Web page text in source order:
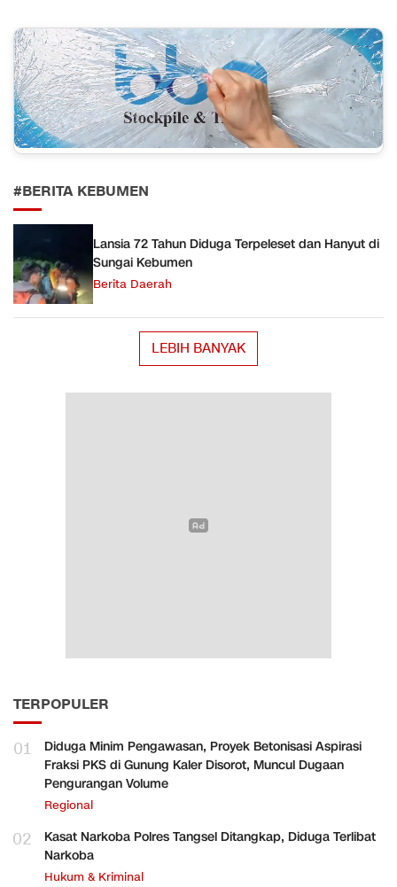
#BERITA KEBUMEN
Lansia 72 Tahun Diduga Terpeleset dan Hanyut di
Sungai Kebumen
Berita Daerah
LEBIH BANYAK
TERPOPULER
01
Diduga Minim Pengawasan, Proyek Betonisasi Aspirasi
Fraksi PKS di Gunung Kaler Disorot, Muncul Dugaan
Pengurangan Volume
Regional
02
Kasat Narkoba Polres Tangsel Ditangkap, Diduga Terlibat
Narkoba
Hukum & Kriminal